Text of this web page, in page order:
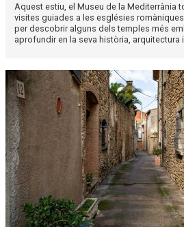
Aquest estiu, el Museu de la Mediterrània
visites guiades a les esglésies
per descobrir alguns dels temples més
aprofundir en la seva història, arquitectura